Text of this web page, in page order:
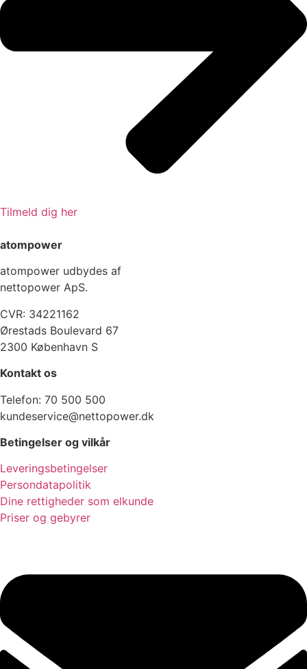
Tilmeld dig her
atompower
atompower udbydes af
nettopower ApS.
CVR: 34221162
Ørestads Boulevard 67
2300 København S
Kontakt os
Telefon: 70 500 500
kundeservice@nettopower.dk
Betingelser og vilkår
Leveringsbetingelser
Persondatapolitik
Dine rettigheder som elkunde
Priser og gebyrer